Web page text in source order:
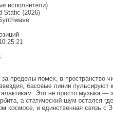
исполнители)
Static (2026)
пределы помех, в пространство
басовые линии пульсируют
Это не просто музыка —
а статический шум остался
космосе, и единственная связь